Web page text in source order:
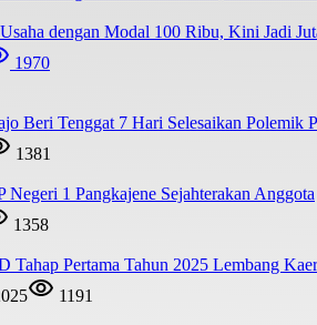
dengan Modal 100 Ribu, Kini Jadi
1970
Beri Tenggat 7 Hari Selesaikan Polemik
1381
1 Pangkajene Sejahterakan Anggota
1358
Tahap Pertama Tahun 2025 Lembang
1191